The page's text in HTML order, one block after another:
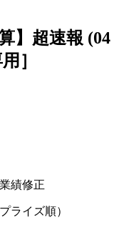
】超速報 (04
］
績修正
ライズ順）